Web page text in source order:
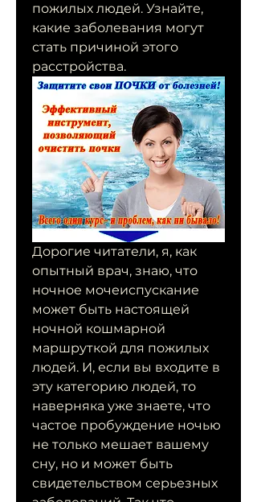
пожилых людей. Узнайте,
какие заболевания могут
стать причиной этого
расстройства.
Дорогие читатели, я, как
опытный врач, знаю, что
ночное мочеиспускание
может быть настоящей
ночной кошмарной
маршруткой для пожилых
людей. И, если вы входите в
эту категорию людей, то
наверняка уже знаете, что
частое пробуждение ночью
не только мешает вашему
сну, но и может быть
свидетельством серьезных